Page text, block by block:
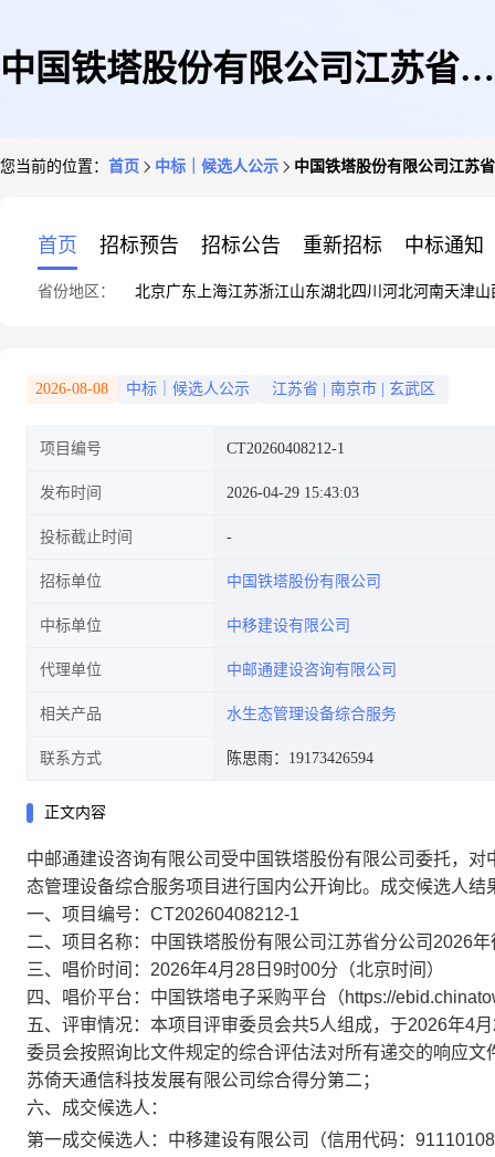
中国铁塔股份有限公司江苏省分
人公示
您当前的位置： 首页 中标｜候选人公示 中国铁塔股份有限公司江苏
首页 招标预告 招标公告 重新招标 中标通知
省份地区： 北京广东 上海江苏浙江山东湖北四川 河北河南天津山
2026-08-08 中标｜候选人公示 江苏省 南京市 玄武区
项目编号 CT20260408212-1
发布时间 2026-04-29 15:43:03
投标截止时间
招标单位 中国铁塔股份有限公司
中标单位 中移建设有限公司
代理单位 中邮通建设咨询有限公司
相关产品 水生态管理设备综合服务
联系方式 陈思雨：19173426594
正文内容
中邮通建设咨询有限公司受中国铁塔股份有限公司委托，对
态管理设备综合服务项目进行国内公开询比。 成交候选人结
一、项目编号： CT20260408212-1
二、项目名称： 中国铁塔股份有限公司江苏省分公司 2026
三、唱价时间： 2026年4月 28 日 9时00分（北京时间）
四、唱价平台：中国铁塔电子采购平台（https://
五、评审情况：本项目评审委员会共5人组成，于2026年4月
委员会按照询比文件规定的综合评估法对所有递交的响应文
苏倚天通信科技发展有限公司综合得分第二 ；
六、 成交候选人 ：
第一成交候选人 ： 中移建设有限公司 （信用代码：